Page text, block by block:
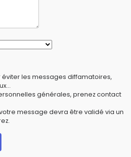
les messages diffamatoires,
générales, prenez contact
message devra être validé via un